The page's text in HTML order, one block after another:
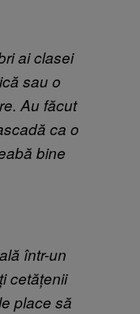
ai clasei
sau o
Au făcut
ca o
bine
într-un
cetățenii
place să